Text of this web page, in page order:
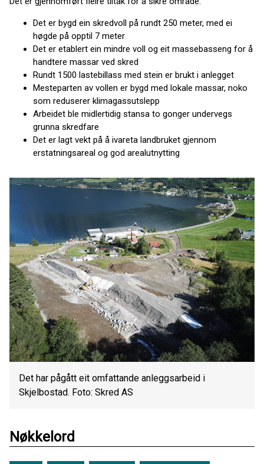
Det er bygd ein skredvoll på rundt 250 meter, med ei
høgde på opptil 7 meter
Det er etablert ein mindre voll og eit massebasseng for å
handtere massar ved skred
Rundt 1500 lastebillass med stein er brukt i anlegget
Mesteparten av vollen er bygd med lokale massar, noko
som reduserer klimagassutslepp
Arbeidet ble midlertidig stansa to gonger undervegs
grunna skredfare
Det er lagt vekt på å ivareta landbruket gjennom
erstatningsareal og god arealutnytting
Det har pågått eit omfattande anleggsarbeid i
Skjelbostad. Foto: Skred AS
Nøkkelord